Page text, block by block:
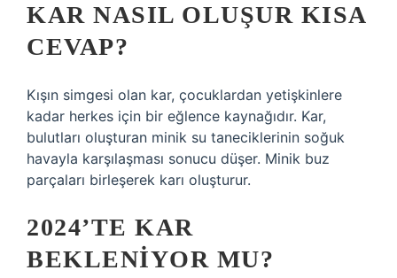
KAR NASIL OLUŞUR KISA
CEVAP?
Kışın simgesi olan kar, çocuklardan yetişkinlere
kadar herkes için bir eğlence kaynağıdır. Kar,
bulutları oluşturan minik su taneciklerinin soğuk
havayla karşılaşması sonucu düşer. Minik buz
parçaları birleşerek karı oluşturur.
2024’TE KAR
BEKLENIYOR MU?